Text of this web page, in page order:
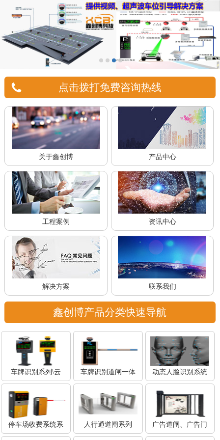
点击拨打免费咨询热线
关于鑫创博 产品中心
工程案例 资讯中心
解决方案 联系我们
鑫创博产品分类快速导航
车牌识别系列\云 车牌识别道闸一体 动态人脸识别系统
停车场收费系统系 人行通道闸系列 广告道闸、广告门